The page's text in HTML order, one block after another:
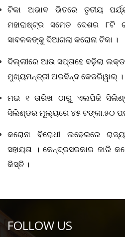
ଟିକା ଅଭାବ ଭିତରେ ତୃତୀୟ
ମହାରାଷ୍ଟ୍ର ସମେତ ଦେଶର ୮ଟି
ସାବଳକଙ୍କୁ ଦିଆଗଲା କରୋନା ଟିକା ।
ଦିଲ୍ଲୀରେ ଆଉ ସପ୍ତାହେ ବଢ଼ିଲା
ମୁଖ୍ୟମନ୍ତ୍ରୀ ଅରବିନ୍ଦ କେଜରିୱାଲ୍‌ ।
ମଇ ୧ ତାରିଖ ଠାରୁ ଏଲପିଜି
ସିଲିଣ୍ଡର ମୂଲ୍ୟରେ ୪୫ ଟଙ୍କା.୫୦
କରୋନା ବିରୋଧୀ ଲଢେଇରେ
ସହାୟତା । କେନ୍ଦ୍ରସରକାର
କିସ୍ତି ।
FOLLOW US